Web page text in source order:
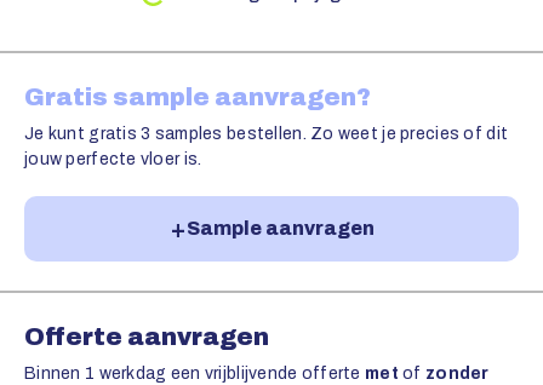
Gratis sample aanvragen?
Je kunt gratis 3 samples bestellen. Zo weet je precies of dit
jouw perfecte vloer is.
Sample aanvragen
Offerte aanvragen
Binnen 1 werkdag een vrijblijvende offerte met of zonder